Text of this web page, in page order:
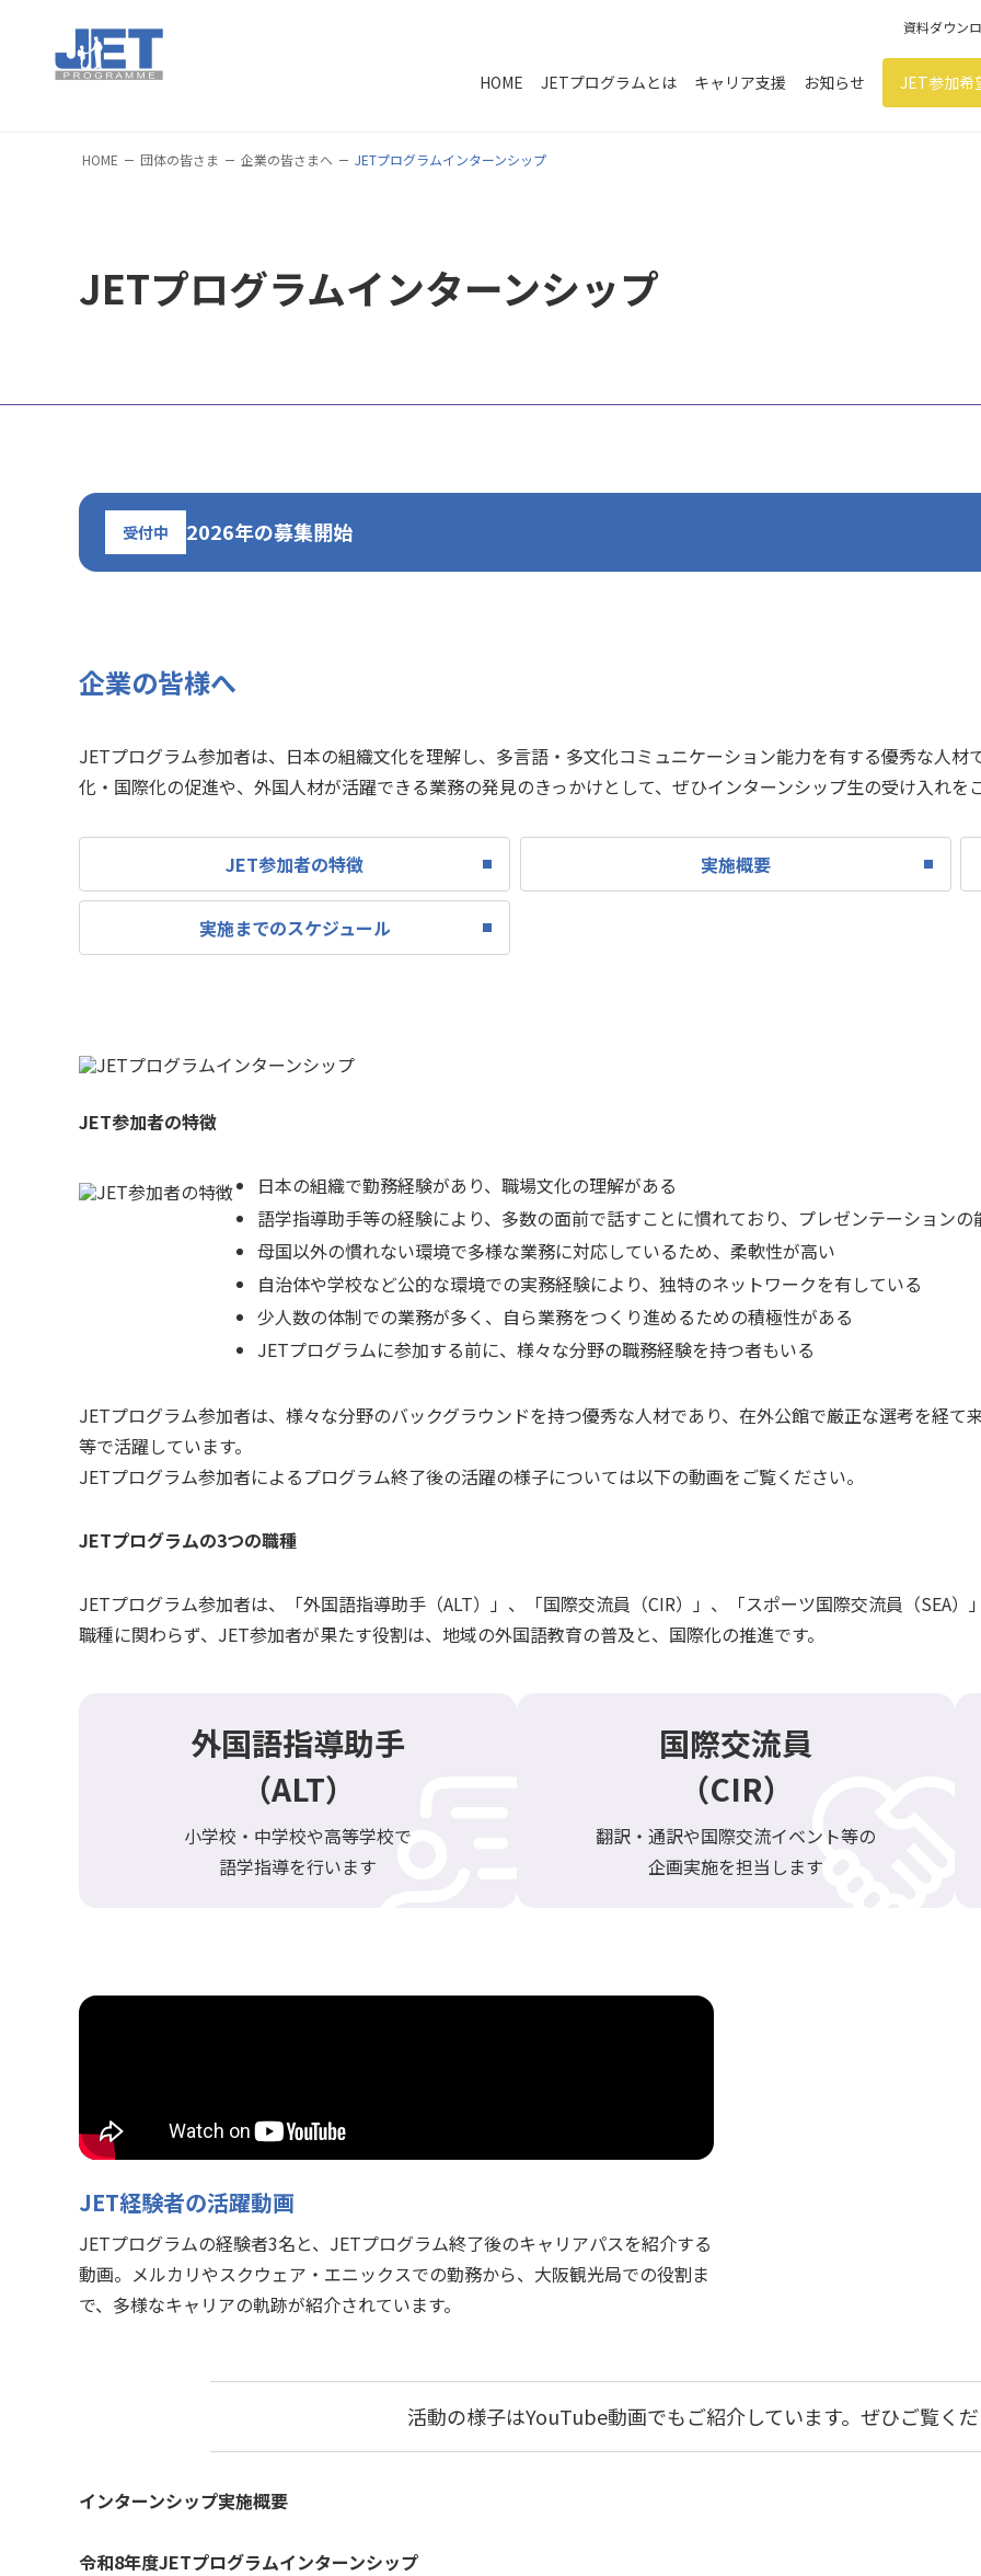
資料ダウン
HOME JETプログラムとは キャリア支援 お知らせ JET参加希
HOME 団体の皆さま 企業の皆さまへ JETプログラムインターンシップ
JETプログラムインターンシップ
受付中 2026年の募集開始
企業の皆様へ
JETプログラム参加者は、日本の組織文化を理解し、多言語・多文化コミュニケーション能力を有する優秀な人
化・国際化の促進や、外国人材が活躍できる業務の発見のきっかけとして、ぜひインターンシップ生の受け入れを
JET参加者の特徴 実施概要
実施までのスケジュール
JET参加者の特徴
日本の組織で勤務経験があり、職場文化の理解がある
語学指導助手等の経験により、多数の面前で話すことに慣れており、プレゼンテーションの
母国以外の慣れない環境で多様な業務に対応しているため、柔軟性が高い
自治体や学校など公的な環境での実務経験により、独特のネットワークを有している
少人数の体制での業務が多く、自ら業務をつくり進めるための積極性がある
JETプログラムに参加する前に、様々な分野の職務経験を持つ者もいる
JETプログラム参加者は、様々な分野のバックグラウンドを持つ優秀な人材であり、在外公館で厳正な選考を経て
等で活躍しています。
JETプログラム参加者によるプログラム終了後の活躍の様子については以下の動画をご覧ください。
JETプログラムの3つの職種
JETプログラム参加者は、「外国語指導助手（ALT）」、「国際交流員（CIR）」、「スポーツ国際交流員（SEA）
職種に関わらず、JET参加者が果たす役割は、地域の外国語教育の普及と、国際化の推進です。
外国語指導助手
（ALT）
小学校・中学校や高等学校で
語学指導を行います
国際交流員
（CIR）
翻訳・通訳や国際交流イベント等の
企画実施を担当します
JET経験者の活躍動画
JETプログラムの経験者3名と、JETプログラム終了後のキャリアパスを紹介する
動画。メルカリやスクウェア・エニックスでの勤務から、大阪観光局での役割ま
で、多様なキャリアの軌跡が紹介されています。
活動の様子はYouTube動画でもご紹介しています。ぜひご覧く
インターンシップ実施概要
令和8年度JETプログラムインターンシップ